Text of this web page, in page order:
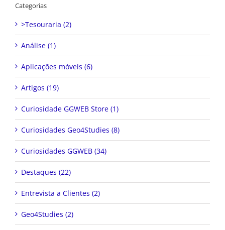
Categorias
>Tesouraria (2)
Análise (1)
Aplicações móveis (6)
Artigos (19)
Curiosidade GGWEB Store (1)
Curiosidades Geo4Studies (8)
Curiosidades GGWEB (34)
Destaques (22)
Entrevista a Clientes (2)
Geo4Studies (2)